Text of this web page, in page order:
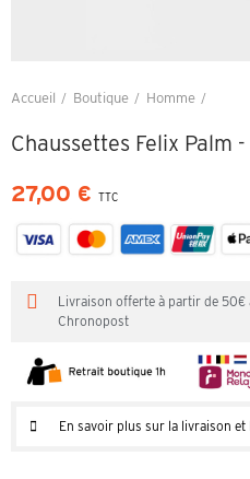
Accueil Boutique Homme
Chaussettes Felix Palm
27,00 € TTC
Livraison offerte à partir de 50€
Chronopost
En savoir plus sur la livraison et